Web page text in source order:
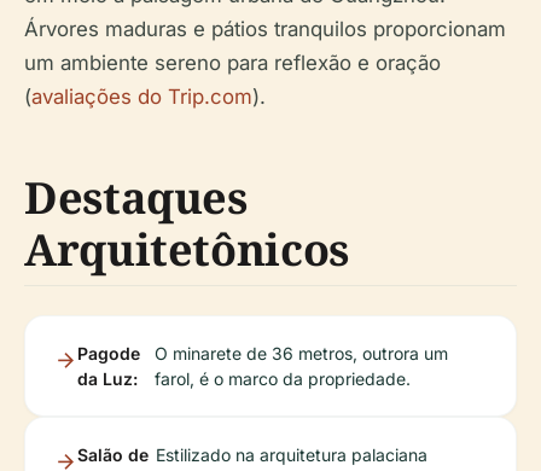
Árvores maduras e pátios tranquilos proporcionam
um ambiente sereno para reflexão e oração
(avaliações do Trip.com).
Destaques
Arquitetônicos
Pagode
da Luz:
O minarete de 36 metros, outrora um
farol, é o marco da propriedade.
Salão de Estilizado na arquitetura palaciana